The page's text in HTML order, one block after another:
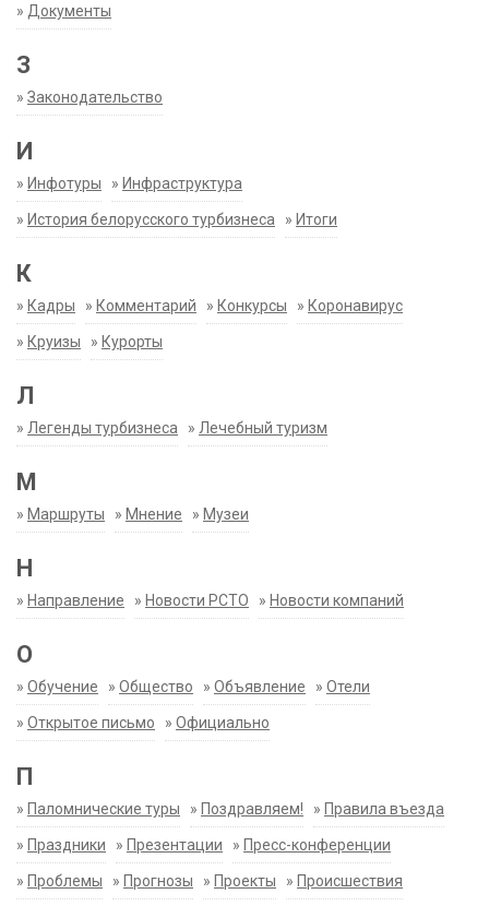
» Документы
З
» Законодательство
И
» Инфотуры » Инфраструктура
» История белорусского турбизнеса » Итоги
К
» Кадры » Комментарий » Конкурсы » Коронавирус
» Круизы » Курорты
Л
» Легенды турбизнеса » Лечебный туризм
М
» Маршруты » Мнение » Музеи
Н
» Направление » Новости РСТО » Новости компаний
О
» Обучение » Общество » Объявление » Отели
» Открытое письмо » Официально
П
» Паломнические туры » Поздравляем! » Правила въезда
» Праздники » Презентации » Пресс-конференции
» Проблемы » Прогнозы » Проекты » Происшествия